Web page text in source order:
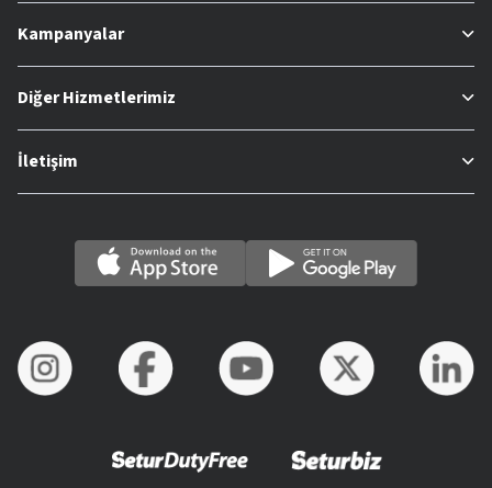
Kampanyalar
Diğer Hizmetlerimiz
İletişim